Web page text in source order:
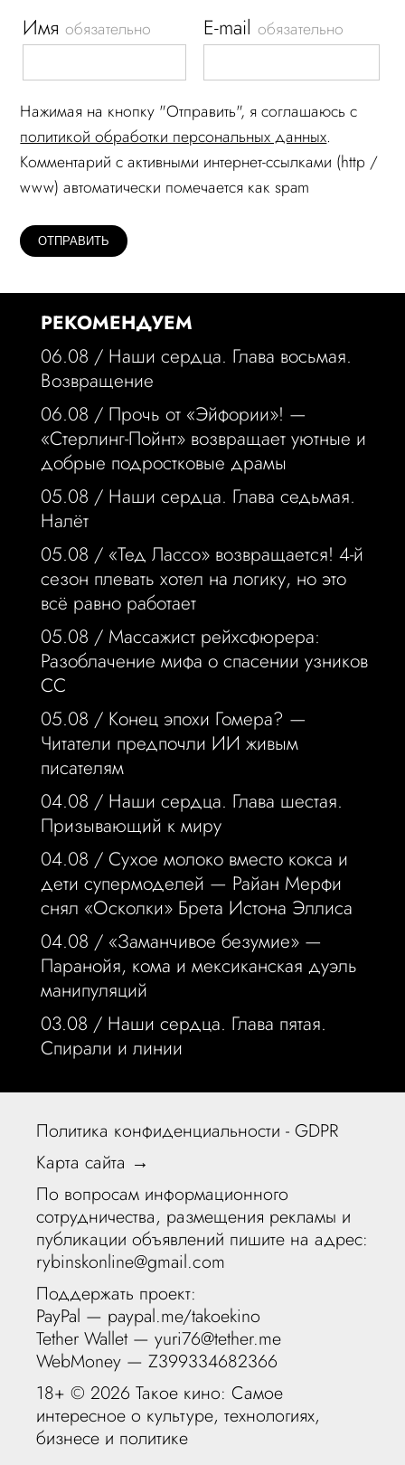
Имяобязательно E-mailобязательно
Нажимая на кнопку "Отправить", я соглашаюсь c
политикой обработки персональных данных.
Комментарий c активными интернет-ссылками (http /
www) автоматически помечается как spam
РЕКОМЕНДУЕМ
06.08 / Наши сердца. Глава восьмая.
Возвращение
06.08 / Прочь от «Эйфории»! —
«Стерлинг-Пойнт» возвращает уютные и
добрые подростковые драмы
05.08 / Наши сердца. Глава седьмая.
Налёт
05.08 / «Тед Лассо» возвращается! 4-й
сезон плевать хотел на логику, но это
всё равно работает
05.08 / Массажист рейхсфюрера:
Разоблачение мифа о спасении узников
СС
05.08 / Конец эпохи Гомера? —
Читатели предпочли ИИ живым
писателям
04.08 / Наши сердца. Глава шестая.
Призывающий к миру
04.08 / Сухое молоко вместо кокса и
дети супермоделей — Райан Мерфи
снял «Осколки» Брета Истона Эллиса
04.08 / «Заманчивое безумие» —
Паранойя, кома и мексиканская дуэль
манипуляций
03.08 / Наши сердца. Глава пятая.
Спирали и линии
Политика конфиденциальности - GDPR
Карта сайта →
По вопросам информационного
сотрудничества, размещения рекламы и
публикации объявлений пишите на адрес:
rybinskonline@gmail.com
Поддержать проект:
PayPal — paypal.me/takoekino
Tether Wallet — yuri76@tether.me
WebMoney — Z399334682366
18+ ©2026 Такое кино: Самое
интересное о культуре, технологиях,
бизнесе и политике